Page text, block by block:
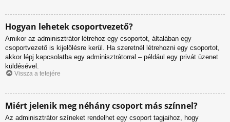
Hogyan lehetek csoportvezető?
Amikor az adminisztrátor létrehoz egy csoportot, általában egy
csoportvezető is kijelölésre kerül. Ha szeretnél létrehozni egy csoportot,
akkor lépj kapcsolatba egy adminisztrátorral – például egy privát üzenet
küldésével.
Vissza a tetejére
Miért jelenik meg néhány csoport más színnel?
Az adminisztrátor színeket rendelhet egy csoport tagjaihoz, hogy